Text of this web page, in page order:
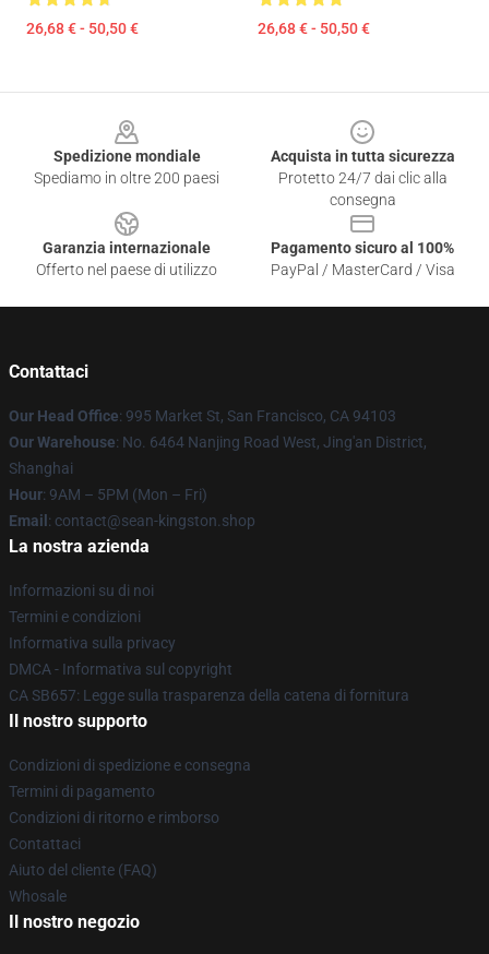
26,68 € - 50,50 € 26,68 € - 50,50 €
Spedizione mondiale
Spediamo in oltre 200 paesi
Acquista in tutta sicurezza
Protetto 24/7 dai clic alla
consegna
Garanzia internazionale
Offerto nel paese di utilizzo
Pagamento sicuro al 100%
PayPal / MasterCard / Visa
Contattaci
Our Head Office: 995 Market St, San Francisco, CA 94103
Our Warehouse: No. 6464 Nanjing Road West, Jing'an District,
Shanghai
Hour: 9AM – 5PM (Mon – Fri)
Email : contact@sean-kingston.shop
La nostra azienda
Informazioni su di noi
Termini e condizioni
Informativa sulla privacy
DMCA - Informativa sul copyright
CA SB657: Legge sulla trasparenza della catena di fornitura
Il nostro supporto
Condizioni di spedizione e consegna
Termini di pagamento
Condizioni di ritorno e rimborso
Contattaci
Aiuto del cliente (FAQ)
Whosale
Il nostro negozio